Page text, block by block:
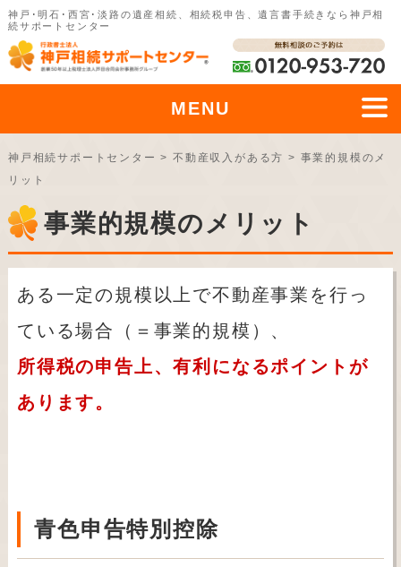
神戸･明石･西宮･淡路の遺産相続、相続税申告、遺言書手続きなら神戸相
続サポートセンター
MENU
神戸相続サポートセンター > 不動産収入がある方 > 事業的規模のメ
リット
事業的規模のメリット
ある一定の規模以上で不動産事業を行っ
ている場合（＝事業的規模）、
所得税の申告上、有利になるポイントが
あります。
青色申告特別控除